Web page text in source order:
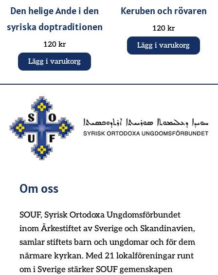
Den helige Ande i den
syriska doptraditionen
120 kr
Lägg i varukorg
Keruben och rövaren
120 kr
Lägg i varukorg
Om oss
SOUF, Syrisk Ortodoxa Ungdomsförbundet
inom Ärkestiftet av Sverige och Skandinavien,
samlar stiftets barn och ungdomar och för dem
närmare kyrkan. Med 21 lokalföreningar runt
om i Sverige stärker SOUF gemenskapen